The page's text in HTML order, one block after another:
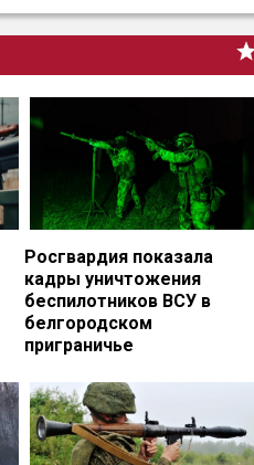
Росгвардия показала
кадры уничтожения
беспилотников ВСУ в
белгородском
приграничье